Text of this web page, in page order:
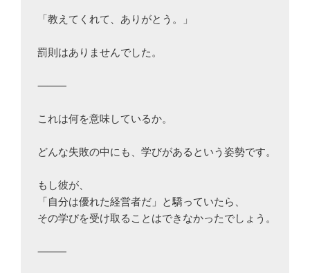
「教えてくれて、ありがとう。」
罰則はありませんでした。
⸻
これは何を意味しているか。
どんな失敗の中にも、学びがあるという姿勢です。
もし彼が、
「自分は優れた経営者だ」と驕っていたら、
その学びを受け取ることはできなかったでしょう。
⸻